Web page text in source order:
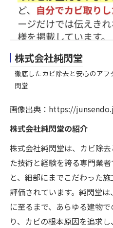
株式会社純閃堂
徹底したカビ除去と安心のア
閃堂
画像出典： https://
株式会社純閃堂の紹介
株式会社純閃堂は、カビ除
た技術と経験を誇る専門業
と、細部にまでこだわった
評価されています。純閃堂
に至るまで、あらゆる建物
り、カビの根本原因を追求